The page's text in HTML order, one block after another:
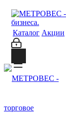
Каталог Акции